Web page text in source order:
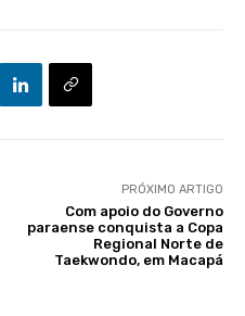
PRÓXIMO ARTIGO
Com apoio do Governo
paraense conquista a Copa
Regional Norte de
Taekwondo, em Macapá